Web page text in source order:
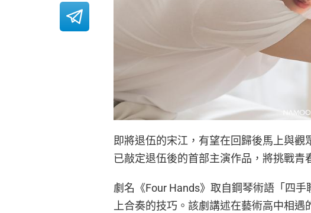
即將退伍的宋江，有望在回歸後馬上與
已敲定退伍後的首部主演作品，將挑戰青
劇名《Four Hands》取自鋼琴術語「四
上合奏的技巧。該劇講述在藝術高中相